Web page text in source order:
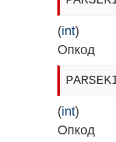
(int)
Опкод
(int)
Опкод